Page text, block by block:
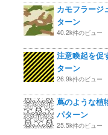
カモフラージ
ターン
40.2k件のビュー
注意喚起を促
ターン
26.9k件のビュー
蔦のような植
パターン
25.5k件のビュー